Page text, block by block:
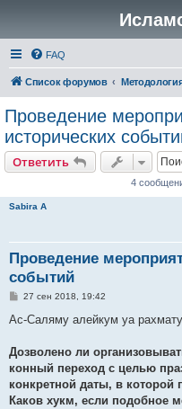
FAQ
Список форумов
Проведение
исторических
Ответить
4
Sabira A
Проведение
событий
С
о
е
и
е
27 сен 2018, 19:42
Ас-Саляму алейкум уа
Дозволено ли
конный переход с целью
конкретной даты, в которой
Каков хукм, если подобное